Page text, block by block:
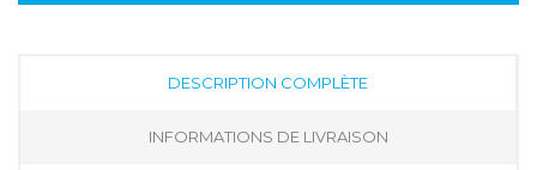
DESCRIPTION COMPLÈTE
INFORMATIONS DE LIVRAISON